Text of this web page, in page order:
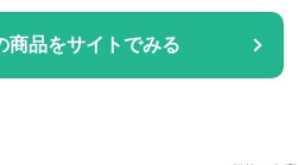
商品をサイトでみる